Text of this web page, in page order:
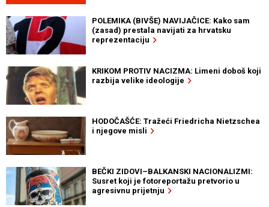
POLEMIKA (BIVŠE) NAVIJAČICE: Kako sam
(zasad) prestala navijati za hrvatsku
reprezentaciju
KRIKOM PROTIV NACIZMA: Limeni doboš koji
razbija velike ideologije
HODOČAŠĆE: Tražeći Friedricha Nietzschea
i njegove misli
BEČKI ZIDOVI–BALKANSKI NACIONALIZMI:
Susret koji je fotoreportažu pretvorio u
agresivnu prijetnju